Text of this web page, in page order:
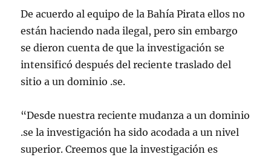
De acuerdo al equipo de la Bahía Pirata ellos no
están haciendo nada ilegal, pero sin embargo
se dieron cuenta de que la investigación se
intensificó después del reciente traslado del
sitio a un dominio .se.
“Desde nuestra reciente mudanza a un dominio
.se la investigación ha sido acodada a un nivel
superior. Creemos que la investigación es